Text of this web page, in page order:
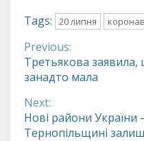
Tags:
20 липня
Continue
Reading
Previous:
Третьякова заявила,
занадто мала
Next:
Нові райони України
Тернопільщині